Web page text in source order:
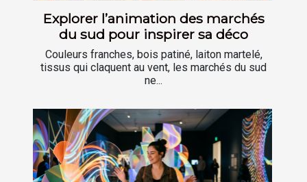
Explorer l’animation des marchés
du sud pour inspirer sa déco
Couleurs franches, bois patiné, laiton martelé,
tissus qui claquent au vent, les marchés du sud
ne...